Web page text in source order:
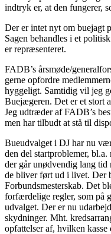
indtryk er, at den fungerer,
Der er intet nyt om buejagt
Sagen behandles i et
er repræsenteret.
FADB’s årsmøde/
gerne opfordre
hyggeligt. Samtidig vil jeg
Buejægeren. Det er et stort
Jeg udtræder af FADB’s
men har tilbudt at stå til
Bueudvalget i DJ har nu
den del startproblemer,
der går unødvendig lang
de bliver ført ud i livet. Der
Forbundsmesterskab. Det
forfærdelige regler, som på
udvalget. Der er nu
skydninger. Mht.
opfattelser af, hvilken